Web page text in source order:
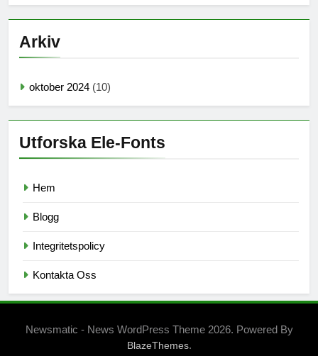
Arkiv
oktober 2024 (10)
Utforska Ele-Fonts
Hem
Blogg
Integritetspolicy
Kontakta Oss
Newsmatic - News WordPress Theme 2026. Powered By
BlazeThemes.